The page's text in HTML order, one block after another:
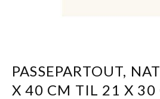
PASSEPARTOUT,
X 40 CM TIL 21 X 30